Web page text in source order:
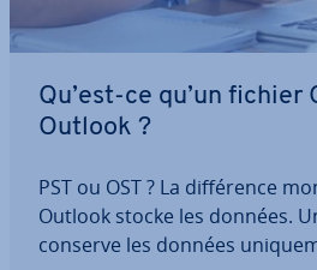
Qu’est-ce qu’un fichier
Outlook ?
PST ou OST ? La dif­fé­rence
Outlook stocke les données.
conserve les données